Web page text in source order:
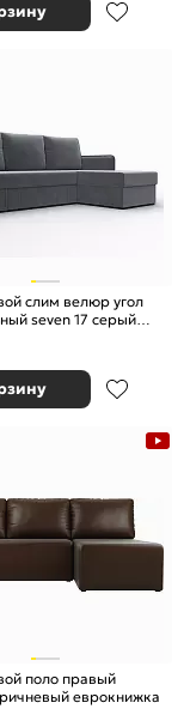
слим велюр угол
seven 17 серый
поло правый
еврокнижка